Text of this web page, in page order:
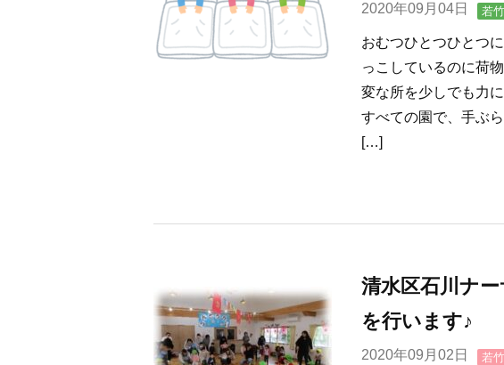
2020年09月04日 若
おむつひとつひとつ
っこしているのに荷
変な所を少しでも力
すべての園で、手ぶ
[…]
清水区石川ナ
を行います♪
2020年09月02日 若